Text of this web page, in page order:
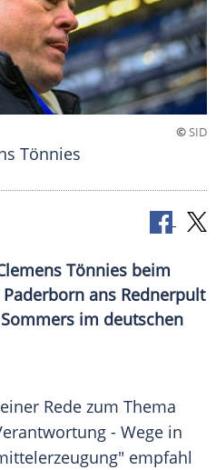
©SID
Tönnies
Tönnies beim
ans Rednerpult
im deutschen
Rede zum Thema
- Wege in
empfahl